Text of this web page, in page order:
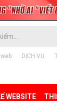
DỊCH VỤ
WEBSITE